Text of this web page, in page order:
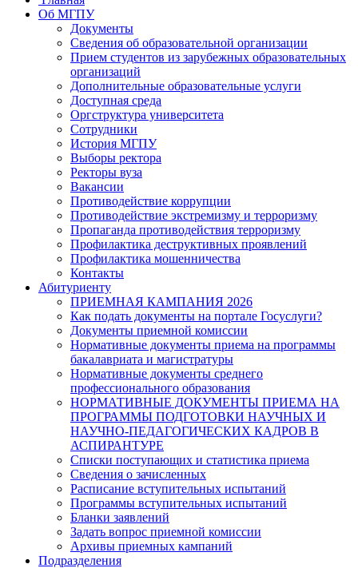
Об МГПУ
Документы
Сведения об образовательной организации
Прием студентов из зарубежных образовательных
организаций
Дополнительные образовательные услуги
Доступная среда
Оргструктура университета
Сотрудники
История МГПУ
Выборы ректора
Ректоры вуза
Вакансии
Противодействие коррупции
Противодействие экстремизму и терроризму
Пропаганда противодействия терроризму
Профилактика деструктивных проявлений
Профилактика мошенничества
Контакты
Абитуриенту
ПРИЕМНАЯ КАМПАНИЯ 2026
Как подать документы на портале Госуслуги?
Документы приемной комиссии
Нормативные документы приема на программы
бакалавриата и магистратуры
Нормативные документы среднего
профессионального образования
НОРМАТИВНЫЕ ДОКУМЕНТЫ ПРИЕМА НА
ПРОГРАММЫ ПОДГОТОВКИ НАУЧНЫХ И
НАУЧНО-ПЕДАГОГИЧЕСКИХ КАДРОВ В
АСПИРАНТУРЕ
Списки поступающих и статистика приема
Сведения о зачисленных
Расписание вступительных испытаний
Программы вступительных испытаний
Бланки заявлений
Задать вопрос приемной комиссии
Архивы приемных кампаний
Подразделения